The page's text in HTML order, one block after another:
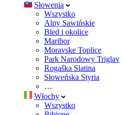
Słowenia
Wszystko
Alpy Sawińskie
Bled i okolice
Maribor
Moravske Toplice
Park Narodowy Triglav
Rogaška Slatina
Słoweńska Styria
…
Włochy
Wszystko